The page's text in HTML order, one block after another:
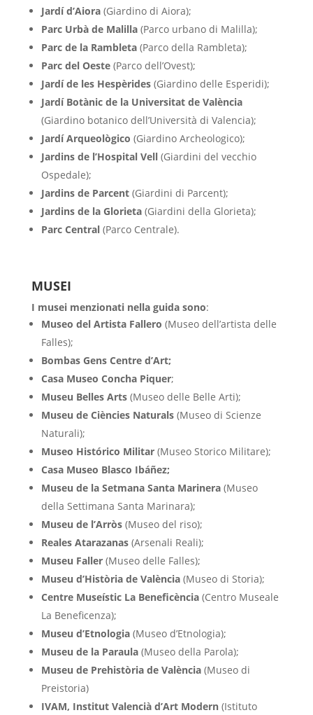
Jardí d’Aiora(Giardino di Aiora);
Parc Urbà de Malilla(Parco urbano di Malilla);
Parc de la Rambleta(Parco della Rambleta);
Parc del Oeste(Parco dell’Ovest);
Jardí de les Hespèrides(Giardino delle Esperidi);
Jardí Botànic de la Universitat de València
(Giardino botanico dell’Università di Valencia);
Jardí Arqueològico (Giardino Archeologico);
Jardins de l’Hospital Vell(Giardini del vecchio
Ospedale);
Jardins de Parcent(Giardini di Parcent);
Jardins de la Glorieta(Giardini della Glorieta);
Parc Central(Parco Centrale).
MUSEI
I musei menzionati nella guida sono:
Museo del Artista Fallero (Museo dell’artista delle
Falles);
Bombas Gens Centre d’Art;
Casa Museo Concha Piquer;
Museu Belles Arts(Museo delle Belle Arti);
Museu de Ciències Naturals(Museo di Scienze
Naturali);
Museo Histórico Militar(Museo Storico Militare);
Casa Museo Blasco Ibáñez;
Museu de la Setmana Santa Marinera(Museo
della Settimana Santa Marinara);
Museu de l’Arròs(Museo del riso);
Reales Atarazanas(Arsenali Reali);
Museu Faller(Museo delle Falles);
Museu d’Història de València(Museo di Storia);
Centre Museístic La Beneficència(Centro Museale
La Beneficenza);
Museu d’Etnologia(Museo d’Etnologia);
Museu de la Paraula(Museo della Parola);
Museu de Prehistòria de València(Museo di
Preistoria)
IVAM, Institut Valencià d’Art Modern(Istituto